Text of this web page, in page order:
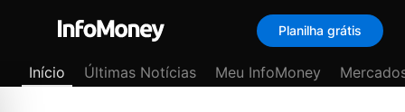
Planilha grátis
Início Últimas Notícias Meu InfoMoney